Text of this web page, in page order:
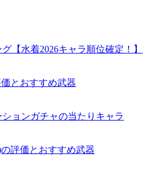
【水着2026キャラ順位確定！】
とおすすめ武器
ョンガチャの当たりキャラ
評価とおすすめ武器